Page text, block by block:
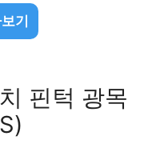
기
핀턱 광목